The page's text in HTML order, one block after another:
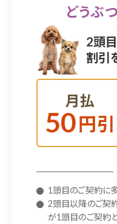
どうぶ
2頭
割引
月払
50円引
1頭目のご契約に
2頭目以降のご契約
が1頭目のご契約